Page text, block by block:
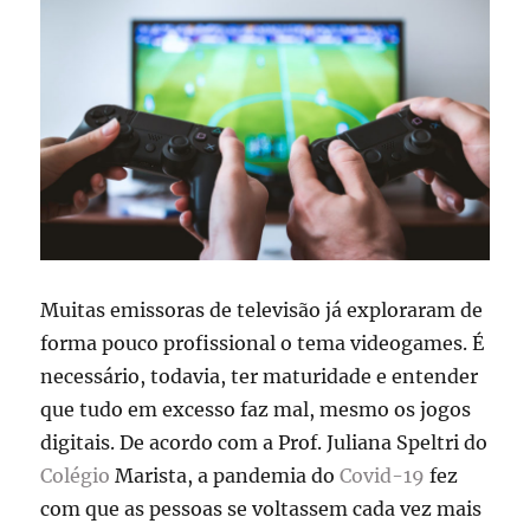
Muitas emissoras de televisão já exploraram de
forma pouco profissional o tema videogames. É
necessário, todavia, ter maturidade e entender
que tudo em excesso faz mal, mesmo os jogos
digitais. De acordo com a Prof. Juliana Speltri do
Colégio Marista, a pandemia doCovid-19 fez
com que as pessoas se voltassem cada vez mais